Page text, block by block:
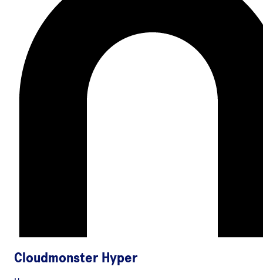
Cloudmonster Hyper